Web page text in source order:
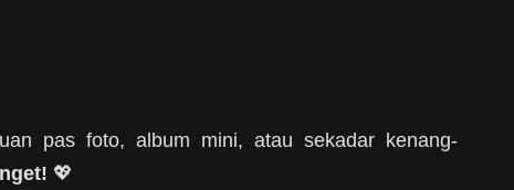
pas foto, album mini, atau sekadar kenang-
💖